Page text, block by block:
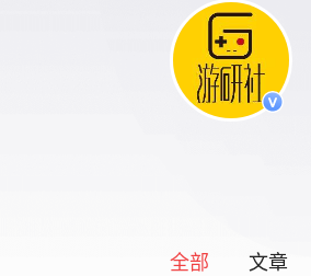
全部 文章